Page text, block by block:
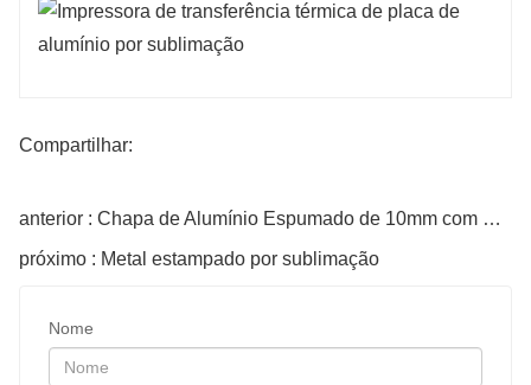
Compartilhar:
anterior : Chapa de Alumínio Espumado de 10mm com Furo Passante
próximo : Metal estampado por sublimação
Nome